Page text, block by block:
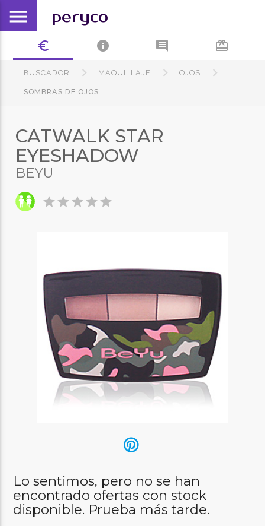
menu peryco
euro_symbol info comment card_giftcard
BUSCADOR MAQUILLAJE OJOS
SOMBRAS DE OJOS
CATWALK STAR
EYESHADOW
BEYU
starstarstarstarstar
Lo sentimos, pero no se han
encontrado ofertas con stock
disponible. Prueba más tarde.